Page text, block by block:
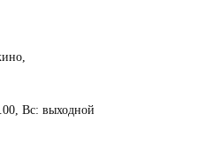
Вс: выходной